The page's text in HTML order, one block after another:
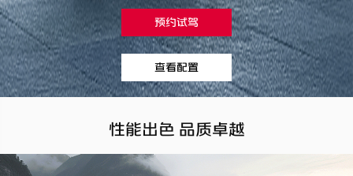
预约试驾
查看配置
性能出色 品质卓越